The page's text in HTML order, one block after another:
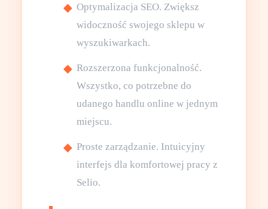
Optymalizacja SEO. Zwiększ
widoczność swojego sklepu w
wyszukiwarkach.
Rozszerzona funkcjonalność.
Wszystko, co potrzebne do
udanego handlu online w jednym
miejscu.
Proste zarządzanie. Intuicyjny
interfejs dla komfortowej pracy z
Selio.